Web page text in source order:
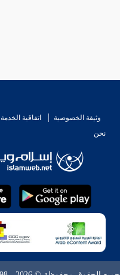
وثيقة الخصوصية اتفاقية الخدمة
نحن